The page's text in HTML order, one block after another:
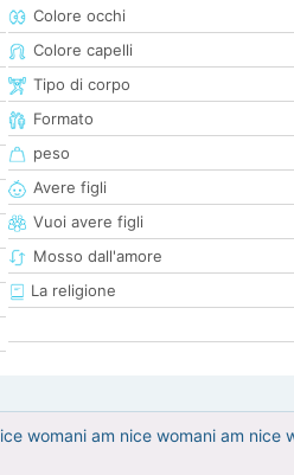
Colore occhi
Colore capelli
Tipo di corpo
Formato
peso
Avere figli
Vuoi avere figli
Mosso dall'amore
La religione
womani am nice womani am nice